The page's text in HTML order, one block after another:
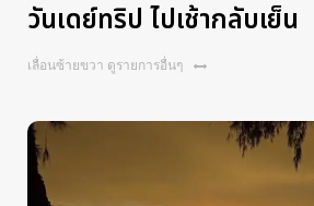
วันเดย์ทริป ไปเช้ากลับเย็น
เลื่อนซ้ายขวา ดูรายการอื่นๆ